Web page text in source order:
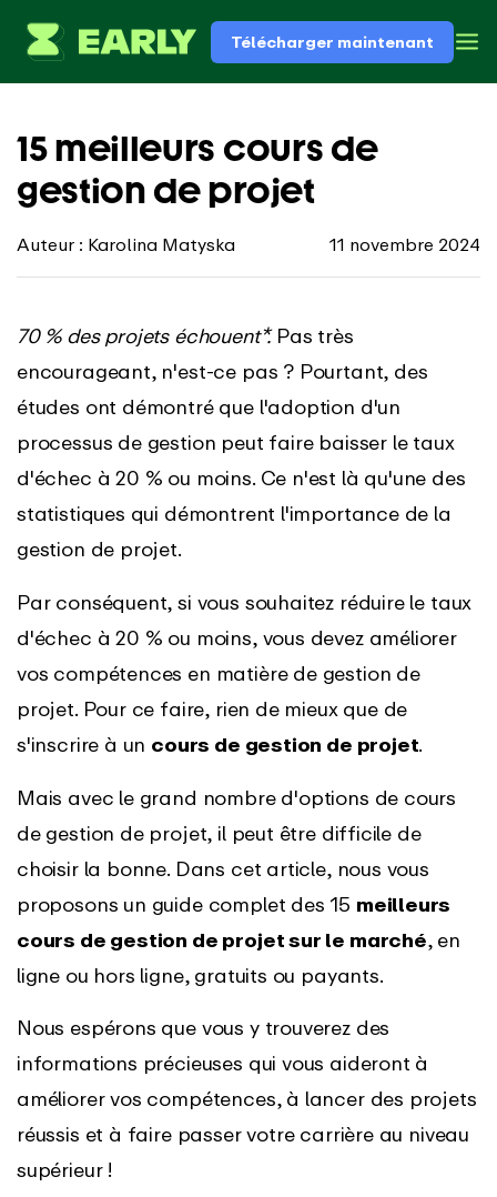
Télécharger maintenant
15 meilleurs cours de
gestion de projet
Auteur : Karolina Matyska 11 novembre 2024
70 % des projets échouent*.Pas très
encourageant, n'est-ce pas ? Pourtant, des
études ont démontré que l'adoption d'un
processus de gestion peut faire baisser le taux
d'échec à 20 % ou moins. Ce n'est là qu'une des
statistiques qui démontrent l'importance de la
gestion de projet.
Par conséquent, si vous souhaitez réduire le taux
d'échec à 20 % ou moins, vous devez améliorer
vos compétences en matière de gestion de
projet. Pour ce faire, rien de mieux que de
s'inscrire à un cours de gestion de projet.
Mais avec le grand nombre d'options de cours
de gestion de projet, il peut être difficile de
choisir la bonne. Dans cet article, nous vous
proposons un guide complet des 15 meilleurs
cours de gestion de projet sur le marché, en
ligne ou hors ligne, gratuits ou payants.
Nous espérons que vous y trouverez des
informations précieuses qui vous aideront à
améliorer vos compétences, à lancer des projets
réussis et à faire passer votre carrière au niveau
supérieur !